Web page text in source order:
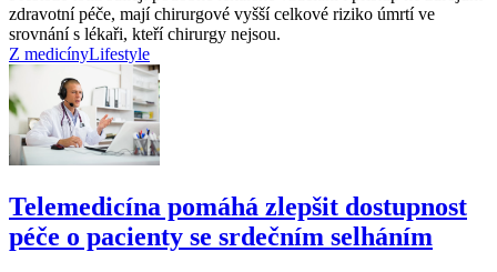
zdravotní péče, mají chirurgové vyšší celkové riziko úmrtí ve
srovnání s lékaři, kteří chirurgy nejsou.
Z medicínyLifestyle
Telemedicína pomáhá zlepšit dostupnost
péče o pacienty se srdečním selháním